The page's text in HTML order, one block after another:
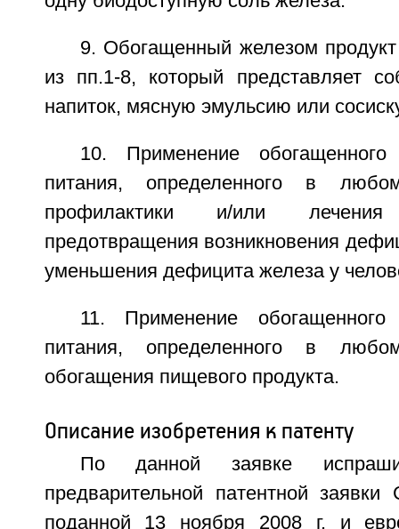
9. Обогащенный железом
из пп.1-8, который представляет
напиток, мясную эмульсию или
10. Применение
питания, определенного в
профилактики и/или
предотвращения возникновения
уменьшения дефицита железа у
11. Применение
питания, определенного в
обогащения пищевого продукта.
Описание изобретения к патенту
По данной заявке
предварительной патентной
поданной 13 ноября 2008 г. и